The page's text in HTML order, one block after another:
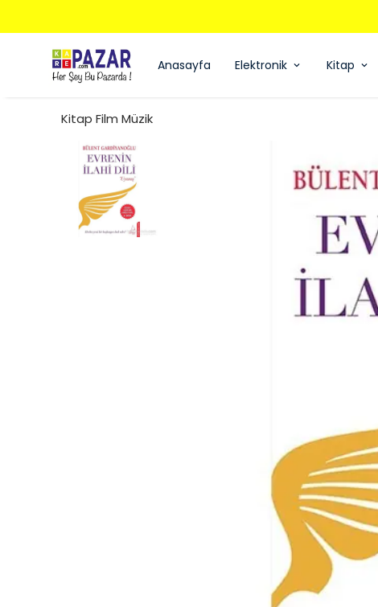
Anasayfa Elektronik Kitap
Kitap Film Müzik